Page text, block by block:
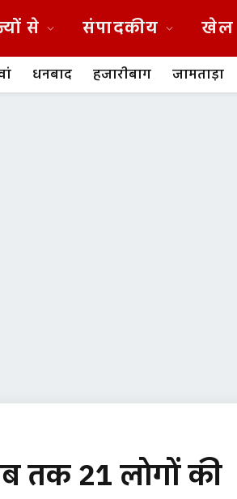
से संपादकीय खेल
धनबाद हजारीबाग जामताड़ा
तक 21 लोगों की